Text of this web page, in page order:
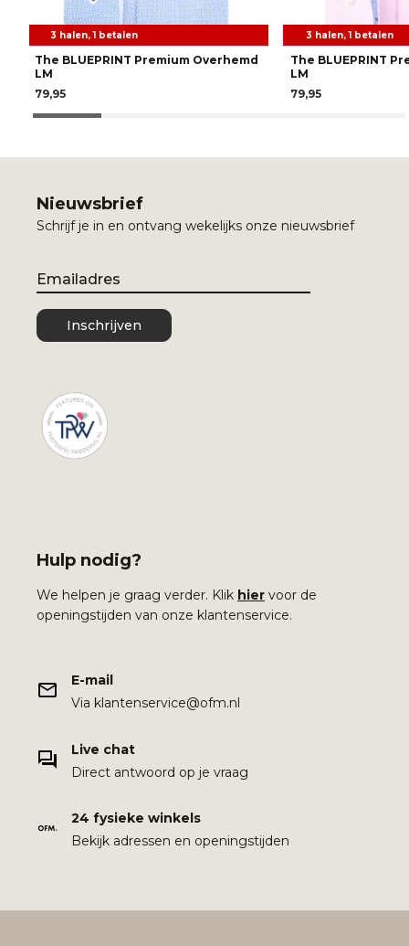
3 halen, 1 betalen
The BLUEPRINT Premium Overhemd
LM
79,95
3 halen, 1 betalen
The BLUEPRINT
LM
79,95
Nieuwsbrief
Schrijf je in en ontvang wekelijks onze nieuwsbrief
Email
Inschrijven
Hulp nodig?
We helpen je graag verder. Klik hier voor de
openingstijden van onze klantenservice.
E-mail
Via klantenservice@ofm.nl
Live chat
Direct antwoord op je vraag
24 fysieke winkels
Bekijk adressen en openingstijden